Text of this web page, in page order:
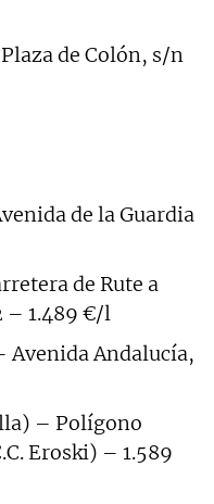
de Colón, s/n
de la Guardia
de Rute a
– 1.489 €/l
Avenida Andalucía,
– Polígono
Eroski) – 1.589